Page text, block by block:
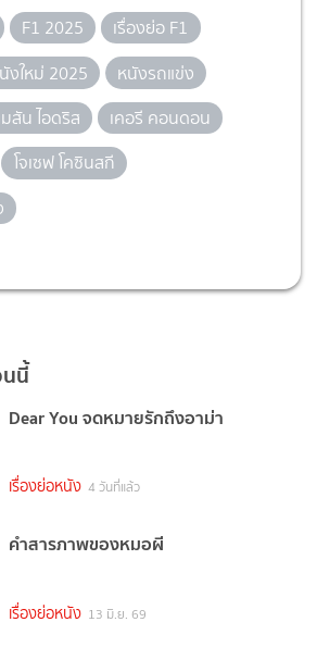
F1 2025
เรื่องย่อ F1
งใหม่ 2025
หนังรถแข่ง
สัน ไอดริส
เคอรี คอนดอน
โจเซฟ โคซินสกี
นี้
Dear You จดหมายรักถึงอาม่า
เรื่องย่อหนัง 4 วันที่แล้ว
คำสารภาพของหมอผี
เรื่องย่อหนัง 13 มิ.ย. 69